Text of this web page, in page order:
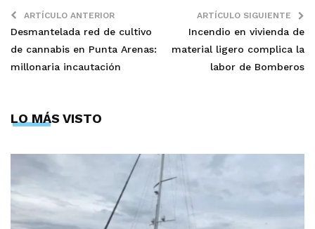
ARTÍCULO ANTERIOR
Desmantelada red de cultivo
de cannabis en Punta Arenas:
millonaria incautación
ARTÍCULO SIGUIENTE
Incendio en vivienda de
material ligero complica la
labor de Bomberos
LO MÁS VISTO